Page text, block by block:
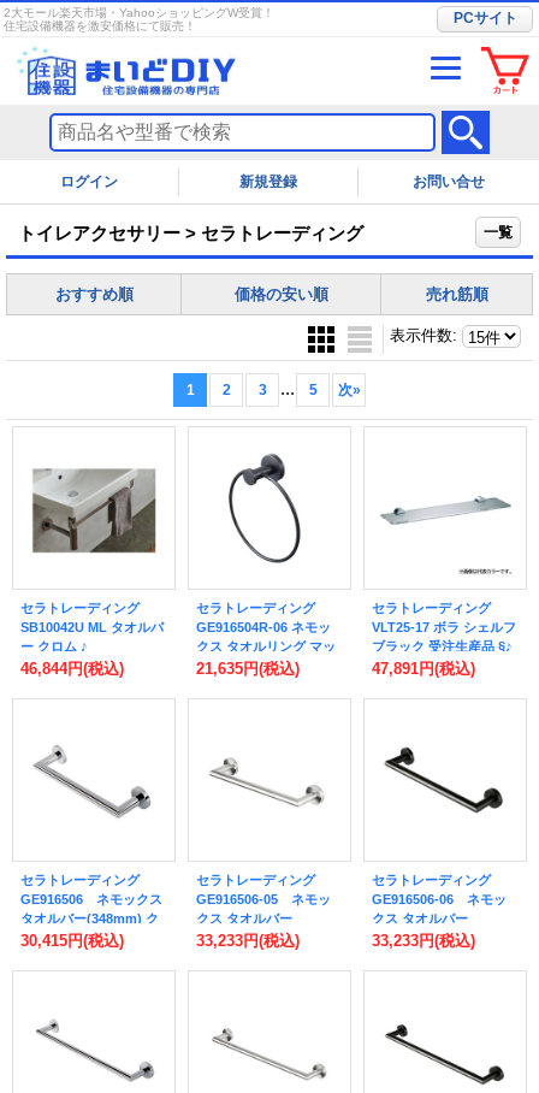
2大モール楽天市場・YahooショッピングW受賞！
住宅設備機器を激安価格にて販売！
PCサイト
ログイン お問い合せ
トイレアクセサリー > セラトレーディング 一覧
おすすめ順 価格の安い順 売れ筋順
表示件数:
1 2 3 ... 5 次»
セラトレーディング
SB10042U ML タオルバ
ー クロム ♪
46,844円(税込)
セラトレーディング
GE916504R-06 ネモッ
クス タオルリング マッ
トブラック ♪
21,635円(税込)
セラトレーディング
VLT25-17 ボラ シェルフ
ブラック 受注生産品 §♪
47,891円(税込)
セラトレーディング
GE916506 ネモックス
タオルバー(348mm) ク
ロム [♪]
30,415円(税込)
セラトレーディング
GE916506-05 ネモッ
クス タオルバー
(348mm) ステンレスス
33,233円(税込)
セラトレーディング
GE916506-06 ネモッ
クス タオルバー
(348mm) マットブラッ
33,233円(税込)